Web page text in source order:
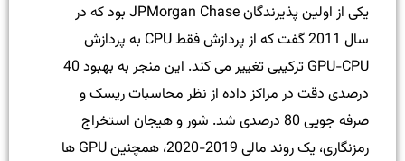
یکی از اولین پذیرندگان JPMorgan Chase بود که در
سال 2011 گفت که از پردازش فقط CPU به پردازش
GPU-CPU ترکیبی تغییر می کند. این منجر به بهبود 40
درصدی دقت در مراکز داده از نظر محاسبات ریسک و
صرفه جویی 80 درصدی شد. شور و هیجان استخراج
رمزنگاری، یک روند مالی 2019-2020، همچنین GPU ها